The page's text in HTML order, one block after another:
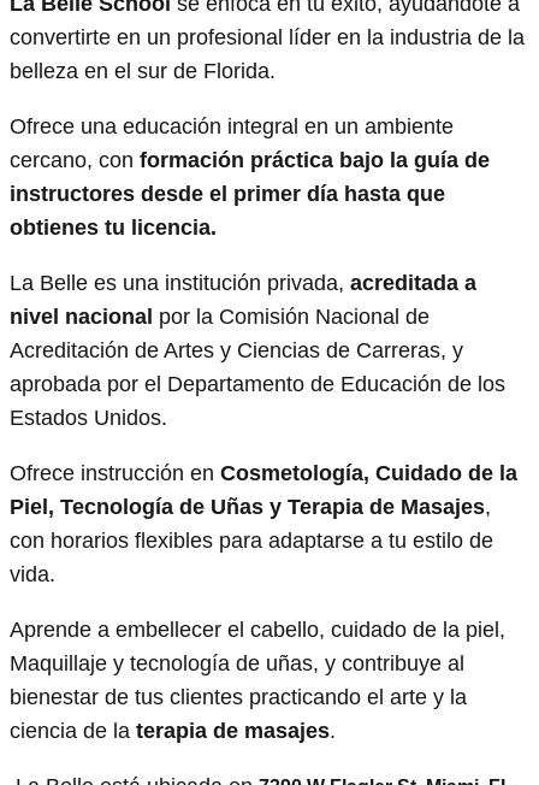
convertirte en un profesional líder en la industria de la
belleza en el sur de Florida.
Ofrece una educación integral en un ambiente
cercano, con formación práctica bajo la guía de
instructores desde el primer día hasta que
obtienes tu licencia.
La Belle es una institución privada, acreditada a
nivel nacional por la Comisión Nacional de
Acreditación de Artes y Ciencias de Carreras, y
aprobada por el Departamento de Educación de los
Estados Unidos.
Ofrece instrucción en Cosmetología, Cuidado de la
Piel, Tecnología de Uñas y Terapia de Masajes,
con horarios flexibles para adaptarse a tu estilo de
vida.
Aprende a embellecer el cabello, cuidado de la piel,
Maquillaje y tecnología de uñas, y contribuye al
bienestar de tus clientes practicando el arte y la
ciencia de la terapia de masajes.